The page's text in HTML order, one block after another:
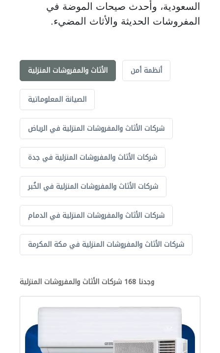
السعودية، وأحدث صيحات الموضة في
المفروشات الحديثة والأثاث المضيء.
الأثاث والمفروشات المنزلية أنظمة أمن
الصيانة المعلوماتية
شركات الأثاث والمفروشات المنزلية في الرياض
شركات الأثاث والمفروشات المنزلية في جدة
شركات الأثاث والمفروشات المنزلية في الخُبر
شركات الأثاث والمفروشات المنزلية في الدمام
شركات الأثاث والمفروشات المنزلية في مكة المكرمة
وجدنا 168 شركات الأثاث والمفروشات المنزلية